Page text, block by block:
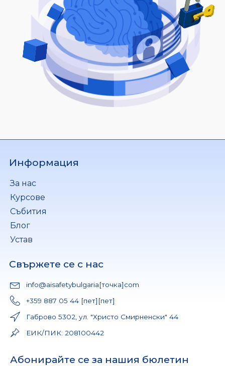
Информация
За нас
Курсове
Събития
Блог
Устав
Свържете се с нас
info@aisafetybulgaria[точка]com
+359 887 05 44 [пет][пет]
Габрово 5302, ул. "Христо Смирненски" 44
ЕИК/ПИК: 208100442
Абонирайте се за нашия бюлетин